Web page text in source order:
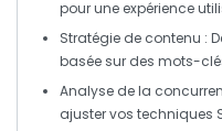
pour une expérience
Stratégie de contenu :
basée sur des mots-
Analyse de la
ajuster vos techniques